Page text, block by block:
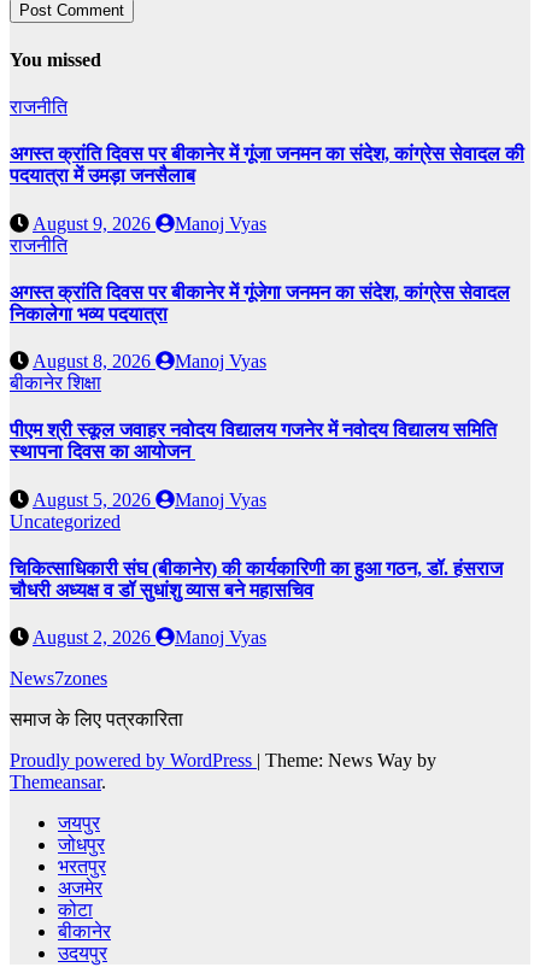
You missed
राजनीति
अगस्त क्रांति दिवस पर बीकानेर में गूंजा जनमन का संदेश, कांग्रेस सेवादल की
पदयात्रा में उमड़ा जनसैलाब
August 9, 2026
Manoj Vyas
राजनीति
अगस्त क्रांति दिवस पर बीकानेर में गूंजेगा जनमन का संदेश, कांग्रेस सेवादल
निकालेगा भव्य पदयात्रा
August 8, 2026
Manoj Vyas
बीकानेरशिक्षा
पीएम श्री स्कूल जवाहर नवोदय विद्यालय गजनेर में नवोदय विद्यालय समिति
स्थापना दिवस का आयोजन
August 5, 2026
Manoj Vyas
Uncategorized
चिकित्साधिकारी संघ (बीकानेर) की कार्यकारिणी का हुआ गठन, डॉ. हंसराज
चौधरी अध्यक्ष व डॉ सुधांशु व्यास बने महासचिव
August 2, 2026
Manoj Vyas
News7zones
समाज के लिए पत्रकारिता
Proudly powered by WordPress | Theme: News Way by
Themeansar.
जयपुर
जोधपुर
भरतपुर
अजमेर
कोटा
बीकानेर
उदयपुर